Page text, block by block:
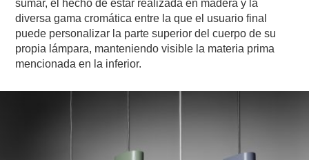
sumar, el hecho de estar realizada en madera y la
diversa gama cromática entre la que el usuario final
puede personalizar la parte superior del cuerpo de su
propia lámpara, manteniendo visible la materia prima
mencionada en la inferior.